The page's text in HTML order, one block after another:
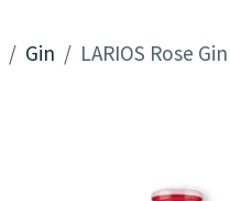
Gin LARIOS Rose